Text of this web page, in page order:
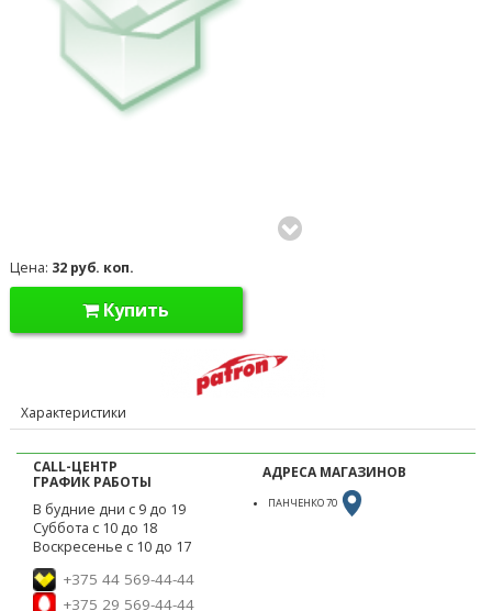
Цена: 32 руб. коп.
Купить
Характеристики
CALL-ЦЕНТР
ГРАФИК РАБОТЫ
В будние дни с 9 до 19
Суббота с 10 до 18
Воскресенье с 10 до 17
+375 44 569-44-44
+375 29 569-44-44
АДРЕСА МАГАЗИНОВ
ПАНЧЕНКО 70